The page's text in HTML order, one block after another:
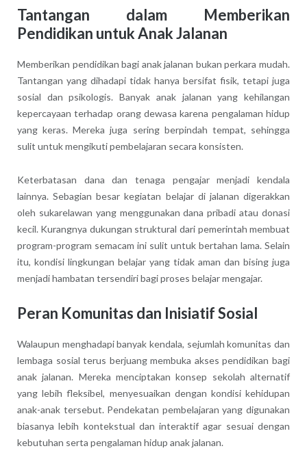
Tantangan dalam Memberikan
Pendidikan untuk Anak Jalanan
Memberikan pendidikan bagi anak jalanan bukan perkara mudah.
Tantangan yang dihadapi tidak hanya bersifat fisik, tetapi juga
sosial dan psikologis. Banyak anak jalanan yang kehilangan
kepercayaan terhadap orang dewasa karena pengalaman hidup
yang keras. Mereka juga sering berpindah tempat, sehingga
sulit untuk mengikuti pembelajaran secara konsisten.
Keterbatasan dana dan tenaga pengajar menjadi kendala
lainnya. Sebagian besar kegiatan belajar di jalanan digerakkan
oleh sukarelawan yang menggunakan dana pribadi atau donasi
kecil. Kurangnya dukungan struktural dari pemerintah membuat
program-program semacam ini sulit untuk bertahan lama. Selain
itu, kondisi lingkungan belajar yang tidak aman dan bising juga
menjadi hambatan tersendiri bagi proses belajar mengajar.
Peran Komunitas dan Inisiatif Sosial
Walaupun menghadapi banyak kendala, sejumlah komunitas dan
lembaga sosial terus berjuang membuka akses pendidikan bagi
anak jalanan. Mereka menciptakan konsep sekolah alternatif
yang lebih fleksibel, menyesuaikan dengan kondisi kehidupan
anak-anak tersebut. Pendekatan pembelajaran yang digunakan
biasanya lebih kontekstual dan interaktif agar sesuai dengan
kebutuhan serta pengalaman hidup anak jalanan.